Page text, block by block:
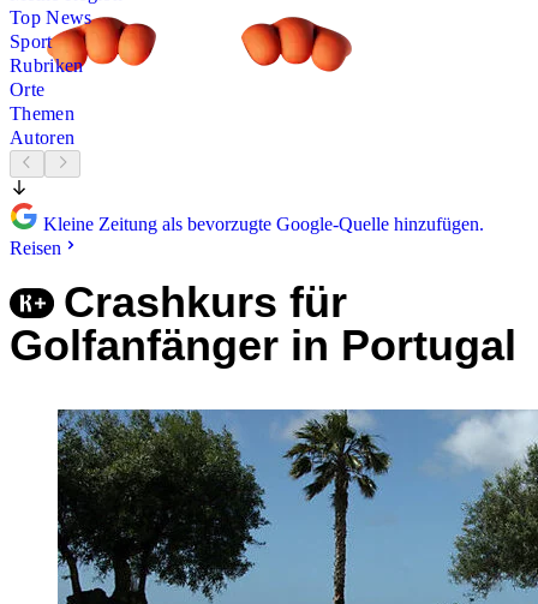
Top News
Sport
Rubriken
Orte
Themen
Autoren
Kleine Zeitung als bevorzugte Google-Quelle hinzufügen.
Reisen
Crashkurs für
Golfanfänger in Portugal